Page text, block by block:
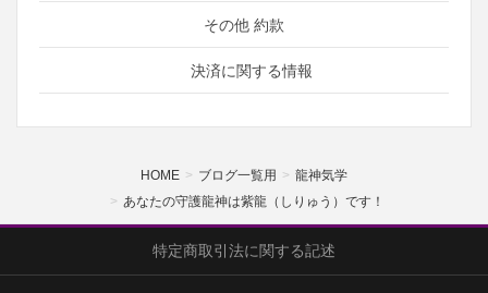
その他 約款
決済に関する情報
HOME ブログ一覧用
龍神気学
あなたの守護龍神は紫龍（しりゅう）です！
特定商取引法に関する記述